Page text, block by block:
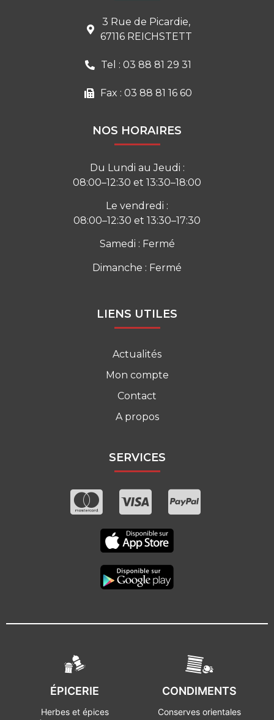
3 Rue de Picardie,
67116 REICHSTETT
Tel : 03 88 81 29 31
Fax : 03 88 81 16 60
NOS HORAIRES
Du Lundi au Jeudi :
08:00–12:30 et 13:30–18:00
Le vendredi :
08:00–12:30 et 13:30–17:30
Samedi : Fermé
Dimanche : Fermé
LIENS UTILES
Actualités
Mon compte
Contact
A propos
SERVICES
ÉPICERIE
Herbes et épices
CONDIMENTS
Conserves orientales